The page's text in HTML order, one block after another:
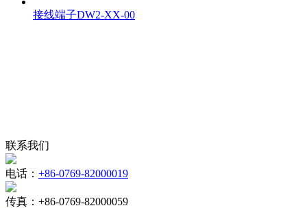
接线端子DW2-XX-00
联系我们
电话： +86-0769-82000019
传真： +86-0769-82000059